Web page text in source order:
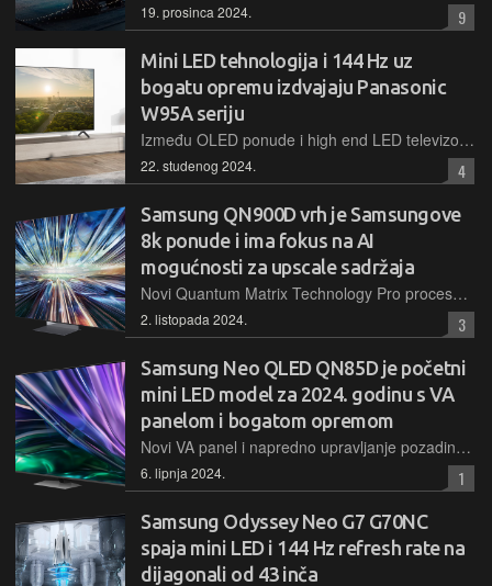
19. prosinca 2024. 9
Mini LED tehnologija i 144 Hz uz
bogatu opremu izdvajaju Panasonic
W95A seriju
Između OLED ponude i high end LED televizora smjestio se W95A koji donosi napredno pozadinsko osvjetljenje, snažnu gaming i HDR podršku, high-end procesor i Fire TV operativni sustav
22. studenog 2024. 4
Samsung QN900D vrh je Samsungove
8k ponude i ima fokus na AI
mogućnosti za upscale sadržaja
Novi Quantum Matrix Technology Pro procesor ima osam puta više neuralnih mreža od prethodnika i omogućuje pretvaranje sadržaja u 8k rezoluciju u kojoj nedostaje nativnih opcija. Osim toga, radi se o bogato opremljenom modelu premium dizajna s odličnim gaming mogućnostima
2. listopada 2024. 3
Samsung Neo QLED QN85D je početni
mini LED model za 2024. godinu s VA
panelom i bogatom opremom
Novi VA panel i napredno upravljanje pozadinskim osvjetljenjem donose ovom televizoru visoku svjetlinu i kontrast, a uz to ima bogatu opremu, kvalitetnu podršku za gaming i prepoznatljivi Tizen Smart TV
6. lipnja 2024. 1
Samsung Odyssey Neo G7 G70NC
spaja mini LED i 144 Hz refresh rate na
dijagonali od 43 inča